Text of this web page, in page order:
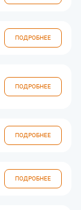
ПОДРОБНЕЕ
ПОДРОБНЕЕ
ПОДРОБНЕЕ
ПОДРОБНЕЕ